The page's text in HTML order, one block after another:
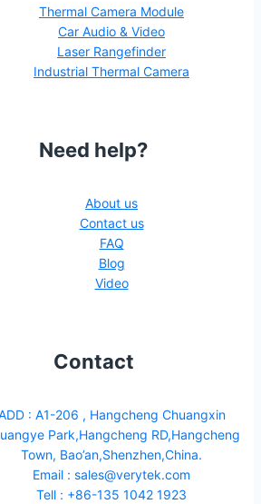
Thermal Camera Module
Car Audio & Video
Laser Rangefinder
Industrial Thermal Camera
Need help?
About us
Contact us
FAQ
Blog
Video
Contact
: A1-206 , Hangcheng Chuangxin
Park,Hangcheng RD,Hangcheng
Town, Bao’an,Shenzhen,China.
Email : sales@verytek.com
Tell : +86-135 1042 1923